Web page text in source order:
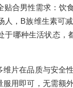
贴合男性需求：饮
，B族维生素可
哪种生活状态，
片在品质与安全
用即可，无需额